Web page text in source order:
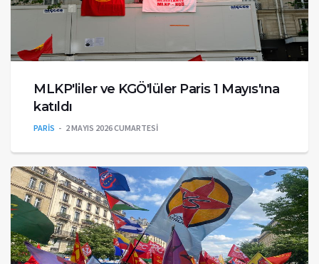
MLKP'liler ve KGÖ'lüler Paris 1 Mayıs'ına
katıldı
PARİS 2 MAYIS 2026 CUMARTESI